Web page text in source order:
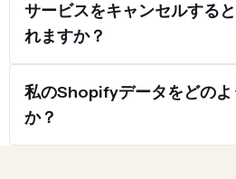
サービスをキャンセルする
れますか？
私のShopifyデータをどのよ
か？